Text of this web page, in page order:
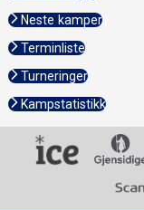
Neste kamper
Terminliste
Turneringer
Kampstatistikk